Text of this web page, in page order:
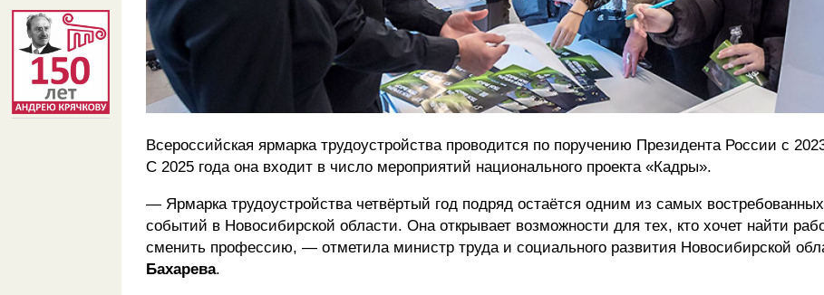
Всероссийская ярмарка трудоустройства проводится по поручению Президента России с
С 2025 года она входит в число мероприятий национального проекта «Кадры».
— Ярмарка трудоустройства четвёртый год подряд остаётся одним из самых
событий в Новосибирской области. Она открывает возможности для тех, кто хочет найти
сменить профессию, — отметила министр труда и социального развития Новосибирской
Бахарева.